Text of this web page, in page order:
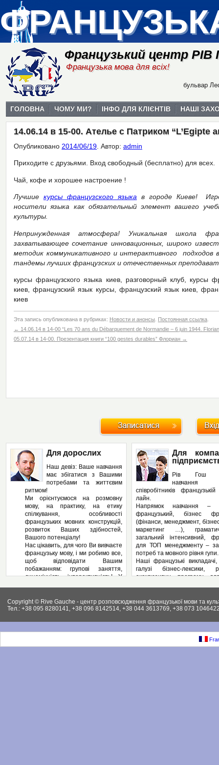
Французький центр
Французька мова для всіх!
бульвар
ГОЛОВНА ЧОМУ МИ? ІНФО ДЛЯ КЛІЄНТІВ НАШІ
14.06.14 в 15-00. Ателье с Патриком “L’Egipte
Опубликовано 2014/06/19 Автор: admin
Приходите с друзьями. Вход свободный (бесплатно) для всех.
Чай, кофе и хорошее настроение !
Лучшие курсы французского языка в городе Киеве!
носители языка как обязательный элемент вашего
культуры.
Непринужденная атмосфера! Уникальная школа
захватывающее сочетание инновационных, широко
методик коммуникативного и интерактивного подходов
тандемы лучших французских и отечественных
курсы французского языка киев, разговорный клуб, курсы
киев, французский язык курсы, французский язык киев,
киев
Эта запись опубликована в рубриках: Новости и анонсы Постоянная ссылка
← 14.06.14 в 14-00 “Les 70 ans du Débarquement de Normandie – 6 juin 1944.
05.07.14 в 14-00. Презентация книги “100 gestes durables” Флориан →
Для дорослих
Наш девіз: Ваше навчання
має збігатися з Вашими
потребами та життєвим
ритмом!
Ми орієнтуємося на розмовну
мову, на практику, на етику
спілкування, особливості
французьких мовних конструкцій,
розвиток Ваших здібностей,
Вашого потенціалу!
Нас цікавить, для чого Ви вивчаєте
французьку мову, і ми робимо все,
щоб відповідати Вашим
побажанням: групові заняття,
динамічність, інтерактивність! У
педагогічного процесу! І як
результат – вільне володіння
працюємо на результат, а не на
кількість пройдених сторінок у
Крім того, Рів Гош пропонує
Для
Рів Гош
навчання
співробітників
лайн.
Напрямок навчання –
французький, бізнес
(фінанси, менеджмент,
маркетинг …),
загальний інтенсивний,
для ТОП менеджменту –
потреб та мовного рівня гупи.
Наші французькі
галузі бізнес-лексики,
ексклюзивну програму
Вашому підприємстві:
контрактів, укладання
документації, ведення
конференцій, маркетинг,
як і елементи права
господарське та інших.).
Copyright © Rive Gauche - центр розповсюдження французької мови та
Тел.: +38 095 8280141, +38 096 8142514, +38 044 3613769, +38 073